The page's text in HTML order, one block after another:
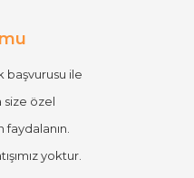
başvurusu ile
size özel
yoktur.